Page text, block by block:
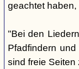
geachtet
"Bei den
Pfadfindern
sind freie